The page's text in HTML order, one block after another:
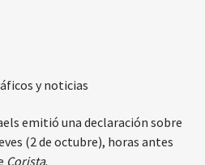
y noticias
emitió una declaración sobre
(2 de octubre), horas antes
Corista.